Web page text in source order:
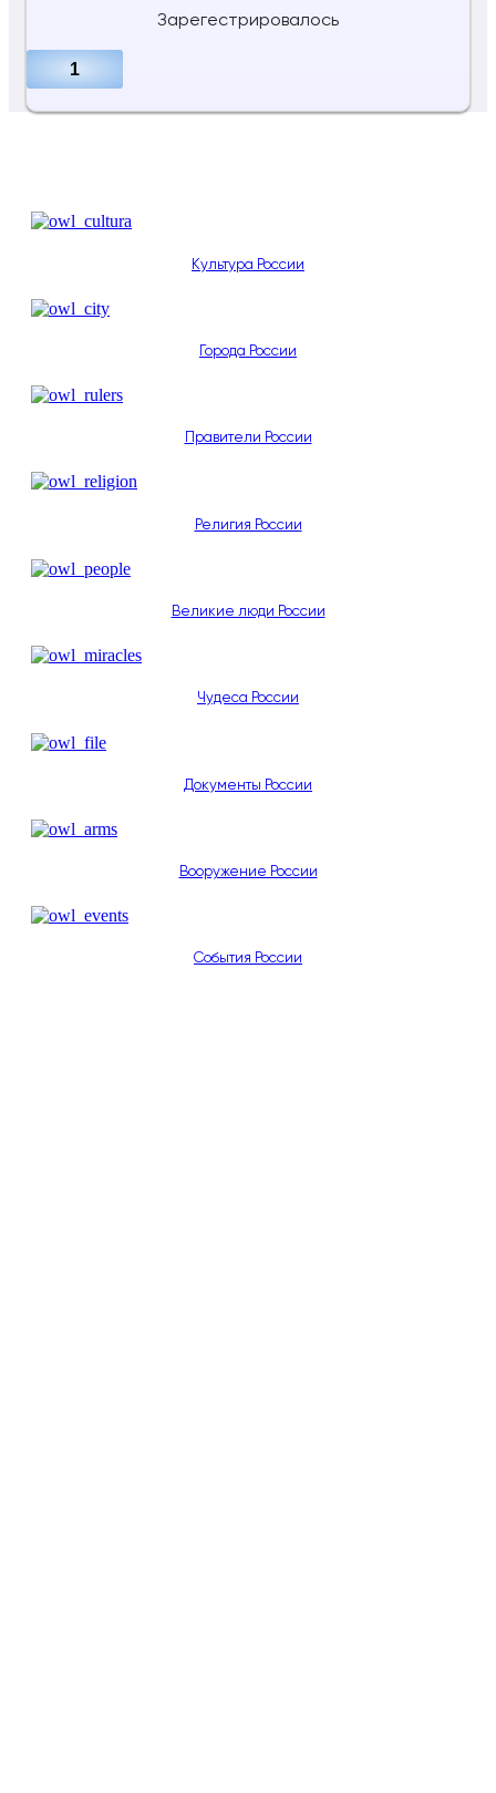
Зарегестрировалось
1
Культура России
Города России
Правители России
Религия России
Великие люди России
Чудеса России
Документы России
Вооружение России
События России